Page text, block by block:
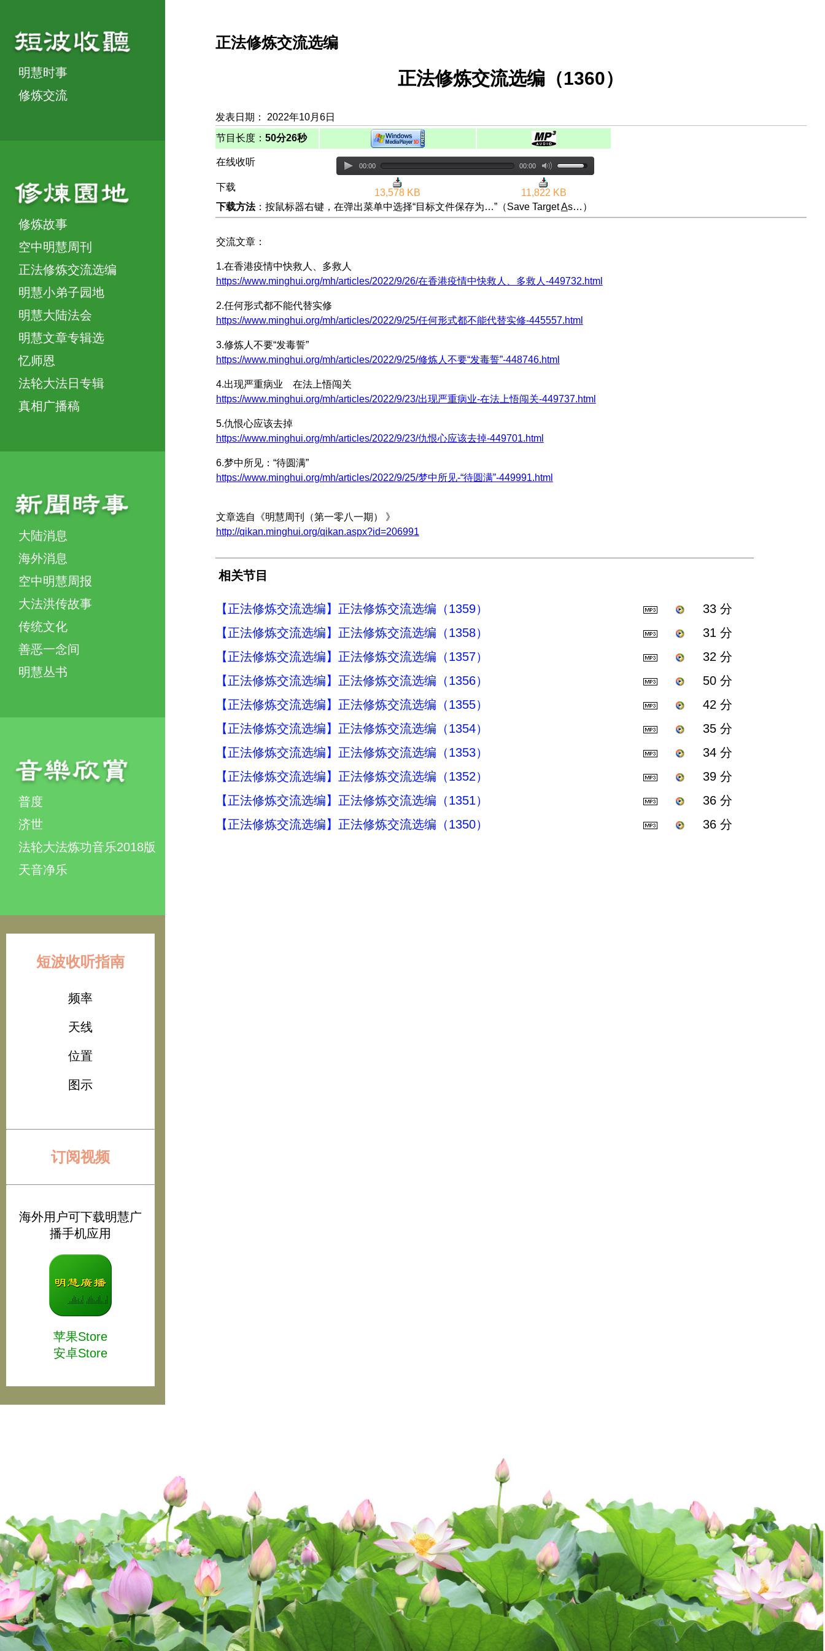
明慧时事
修炼交流
修炼故事
空中明慧周刊
正法修炼交流选编
明慧小弟子园地
明慧大陆法会
明慧文章专辑选
忆师恩
法轮大法日专辑
真相广播稿
大陆消息
海外消息
空中明慧周报
大法洪传故事
传统文化
善恶一念间
明慧丛书
普度
济世
法轮大法炼功音乐2018版
天音净乐
短波收听指南
频率
天线
位置
图示
订阅视频
海外用户可下载明慧广
播手机应用
苹果Store
安卓Store
正法修炼交流选编
正法修炼交流选编（1360）
发表日期： 2022年10月6日
节目长度： 50分26秒
在线收听 00:00 00:00
下载
13,578 KB
11,822 KB
下载方法：按鼠标器右键，在弹出菜单中选择“目标文件保存为…”（Save TargetAs…）
交流文章：
1.在香港疫情中快救人、多救人
https://www.minghui.org/mh/articles/2022/9/26/在香港疫情中快救人、多救人-449732.html
2.任何形式都不能代替实修
https://www.minghui.org/mh/articles/2022/9/25/任何形式都不能代替实修-445557.html
3.修炼人不要“发毒誓”
https://www.minghui.org/mh/articles/2022/9/25/修炼人不要“发毒誓”-448746.html
4.出现严重病业 在法上悟闯关
https://www.minghui.org/mh/articles/2022/9/23/出现严重病业-在法上悟闯关-449737.html
5.仇恨心应该去掉
https://www.minghui.org/mh/articles/2022/9/23/仇恨心应该去掉-449701.html
6.梦中所见：“待圆满”
https://www.minghui.org/mh/articles/2022/9/25/梦中所见-“待圆满”-449991.html
文章选自《明慧周刊（第一零八一期） 》
http://qikan.minghui.org/qikan.aspx?id=206991
相关节目
【正法修炼交流选编】正法修炼交流选编（1359）
33 分
【正法修炼交流选编】正法修炼交流选编（1358）
31 分
【正法修炼交流选编】正法修炼交流选编（1357）
32 分
【正法修炼交流选编】正法修炼交流选编（1356）
50 分
【正法修炼交流选编】正法修炼交流选编（1355）
42 分
【正法修炼交流选编】正法修炼交流选编（1354）
35 分
【正法修炼交流选编】正法修炼交流选编（1353）
34 分
【正法修炼交流选编】正法修炼交流选编（1352）
39 分
【正法修炼交流选编】正法修炼交流选编（1351）
36 分
【正法修炼交流选编】正法修炼交流选编（1350）
36 分